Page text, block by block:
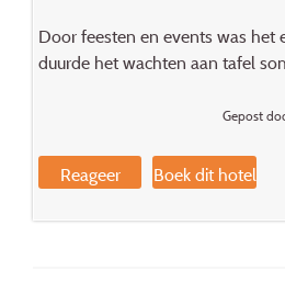
Door feesten en events was het
duurde het wachten aan tafel
Gepost
Reageer Boek dit hotel